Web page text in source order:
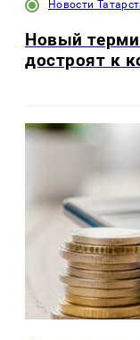
Новости
Новый
достроят к